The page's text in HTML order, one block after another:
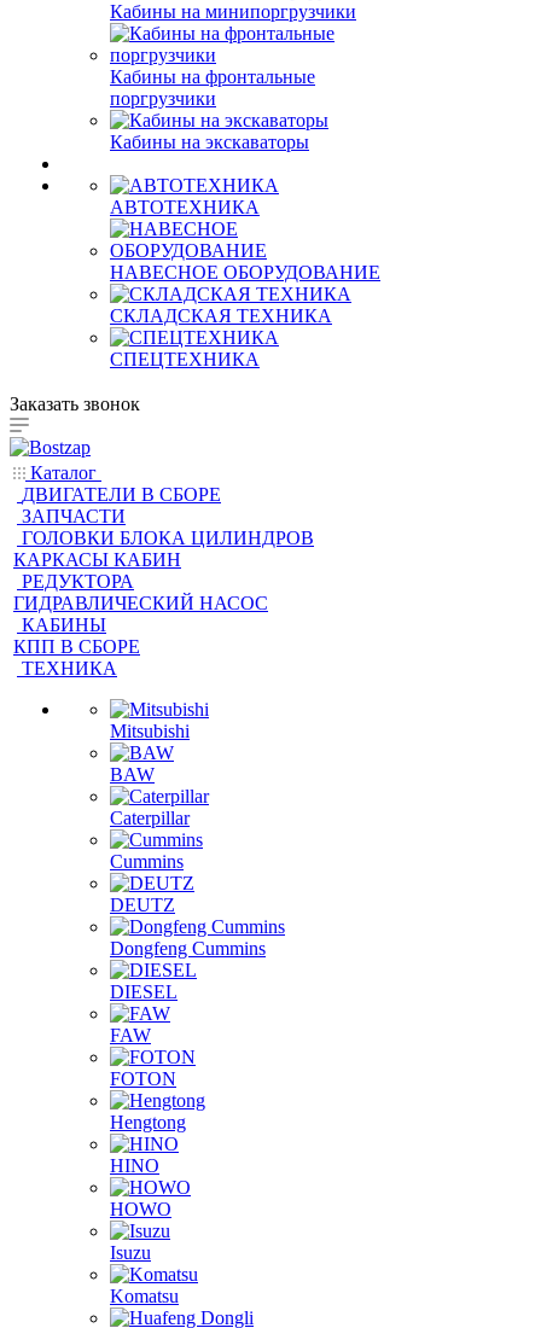
Кабины на минипоргрузчики
Кабины на фронтальные
поргрузчики
Кабины на экскаваторы
АВТОТЕХНИКА
НАВЕСНОЕ ОБОРУДОВАНИЕ
СКЛАДСКАЯ ТЕХНИКА
СПЕЦТЕХНИКА
Заказать звонок
Каталог
ДВИГАТЕЛИ В СБОРЕ
ЗАПЧАСТИ
ГОЛОВКИ БЛОКА ЦИЛИНДРОВ
КАРКАСЫ КАБИН
РЕДУКТОРА
ГИДРАВЛИЧЕСКИЙ НАСОС
КАБИНЫ
КПП В СБОРЕ
ТЕХНИКА
Mitsubishi
BAW
Caterpillar
Cummins
DEUTZ
Dongfeng Cummins
DIESEL
FAW
FOTON
Hengtong
HINO
HOWO
Isuzu
Komatsu